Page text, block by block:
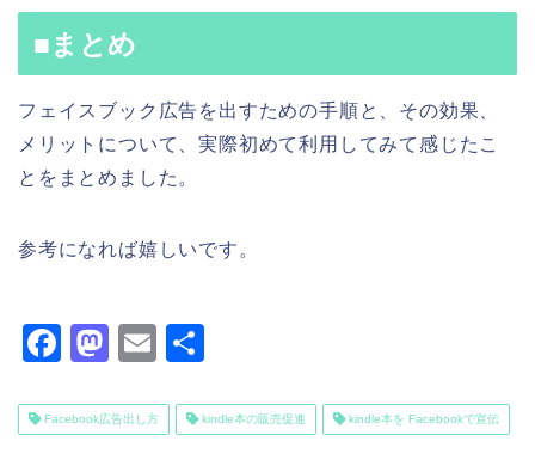
■まとめ
フェイスブック広告を出すための手順と、その効果、
メリットについて、実際初めて利用してみて感じたこ
とをまとめました。
参考になれば嬉しいです。
F
c
M
st
E
ai
Facebook広告出し方 kindle本の販売促進 kindle本を Facebookで宣伝